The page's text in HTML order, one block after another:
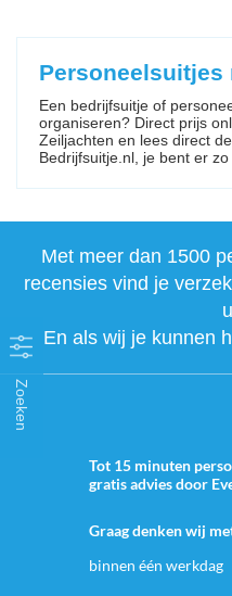
Zoeken
Personeelsuitjes
Een bedrijfsuitje of
organiseren? Direct prijs
Zeiljachten en lees direct
Bedrijfsuitje.nl, je bent er zo
Met meer dan 1500
recensies vind je
En als wij je kunnen
Tot 15 minuten
gratis advies door
Graag denken wij
binnen één werkdag